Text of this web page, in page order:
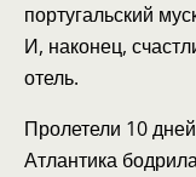
португальский
И, наконец,
отель.
Пролетели 10
Атлантика